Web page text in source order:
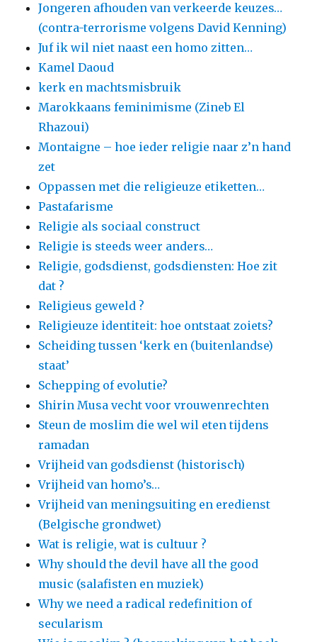
Jongeren afhouden van verkeerde keuzes…
(contra-terrorisme volgens David Kenning)
Juf ik wil niet naast een homo zitten…
Kamel Daoud
kerk en machtsmisbruik
Marokkaans feminimisme (Zineb El
Rhazoui)
Montaigne – hoe ieder religie naar z’n hand
zet
Oppassen met die religieuze etiketten…
Pastafarisme
Religie als sociaal construct
Religie is steeds weer anders…
Religie, godsdienst, godsdiensten: Hoe zit
dat ?
Religieus geweld ?
Religieuze identiteit: hoe ontstaat zoiets?
Scheiding tussen ‘kerk en (buitenlandse)
staat’
Schepping of evolutie?
Shirin Musa vecht voor vrouwenrechten
Steun de moslim die wel wil eten tijdens
ramadan
Vrijheid van godsdienst (historisch)
Vrijheid van homo’s…
Vrijheid van meningsuiting en eredienst
(Belgische grondwet)
Wat is religie, wat is cultuur ?
Why should the devil have all the good
music (salafisten en muziek)
Why we need a radical redefinition of
secularism